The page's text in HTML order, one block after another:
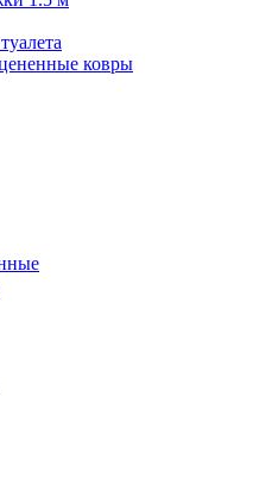
ковры